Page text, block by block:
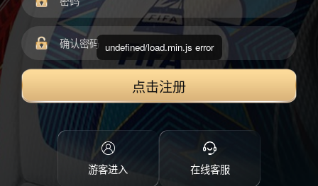
点击注册
游客进入 在线客服
undefined/load.min.js error